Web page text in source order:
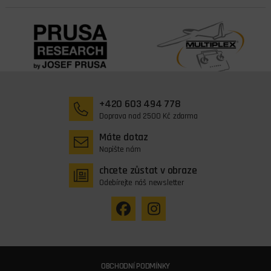
+420 603 494 778
Doprava nad 2500 Kč zdarma
Máte dotaz
Napište nám
chcete zůstat v obraze
Odebírejte náš newsletter
OBCHODNÍ PODMÍNKY